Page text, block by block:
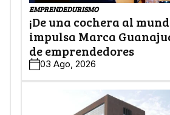
EMPRENDEDURISMO
¡De una cochera al
impulsa Marca
de emprendedores
03 Ago, 2026